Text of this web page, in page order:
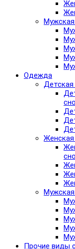
Одежда
Прочие виды